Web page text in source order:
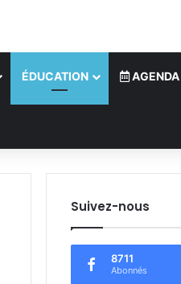
ÉDUCATION AGENDA
latérale)
Suivez-nous
8711
Abonnés